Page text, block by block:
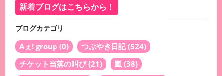
新着ブログはこちらから！
ブログカテゴリ
Aぇ! group (0) つぶやき日記(524)
チケット当落の叫び(21) 嵐 (38)